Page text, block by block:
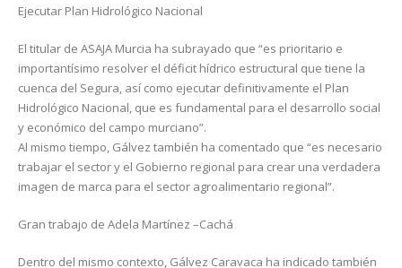
Ejecutar Plan Hidrológico Nacional
El titular de ASAJA Murcia ha subrayado que “es prioritario e
importantísimo resolver el déficit hídrico estructural que tiene la
cuenca del Segura, así como ejecutar definitivamente el Plan
Hidrológico Nacional, que es fundamental para el desarrollo social
y económico del campo murciano”.
Al mismo tiempo, Gálvez también ha comentado que “es necesario
trabajar el sector y el Gobierno regional para crear una verdadera
imagen de marca para el sector agroalimentario regional”.
Gran trabajo de Adela Martínez –Cachá
Dentro del mismo contexto, Gálvez Caravaca ha indicado también